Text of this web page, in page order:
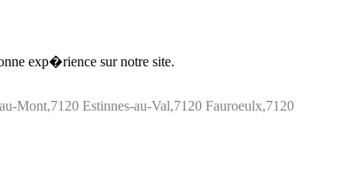
exp�rience sur notre site.
Mont,7120 Estinnes-au-Val,7120 Fauroeulx,7120